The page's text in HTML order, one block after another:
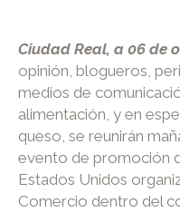
Ciudad Real, a 06 de
opinión, blogueros,
medios de
alimentación, y en
queso, se reunirán
evento de promoción
Estados Unidos
Comercio dentro del